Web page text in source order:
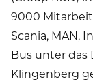
9000
Scania, MAN,
Bus unter das
Klingenberg